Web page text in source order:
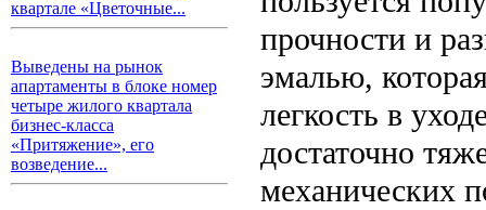
квартале «Цветочные...
Выведены на рынок
апартаменты в блоке номер
четыре жилого квартала
бизнес-класса
«Притяжение», его
возведение...
прочности и
эмалью,
легкость в
достаточно
механических